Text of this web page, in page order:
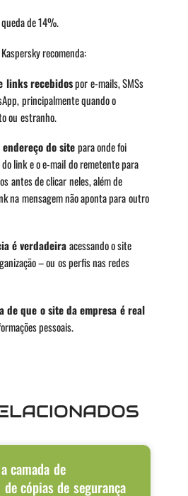
de 14%.
recomenda:
links recebidospor e-mails, SMSs
principalmente quando o
ou estranho.
do sitepara onde foi
link e o e-mail do remetente para
antes de clicar neles, além de
na mensagem não aponta para outro
é verdadeiraacessando o site
– ou os perfis nas redes
de que o site da empresa é real
pessoais.
camada de
cópias de segurança